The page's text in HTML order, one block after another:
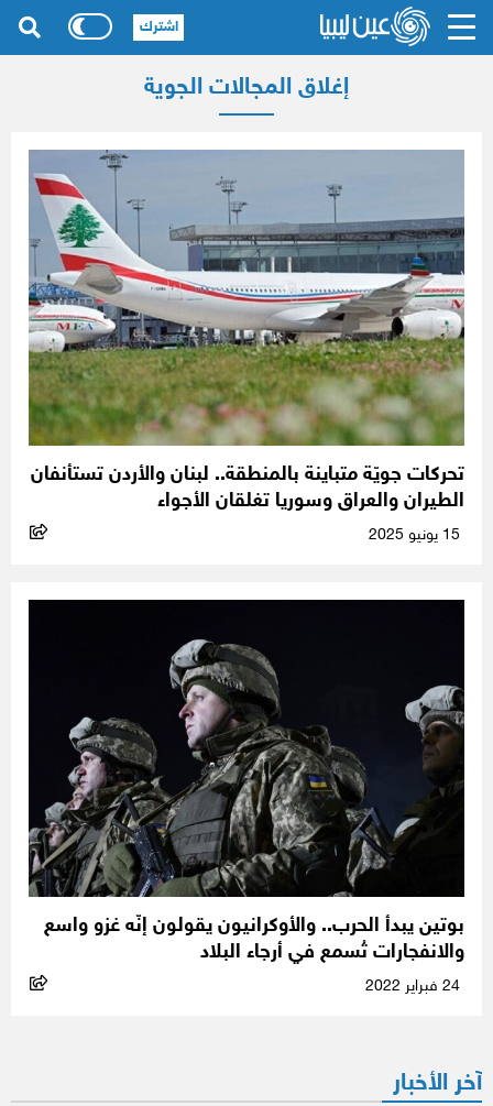
إغلاق المجالات الجوية
تحركات جويّة متباينة بالمنطقة.. لبنان والأردن تستأنفان
الطيران والعراق وسوريا تغلقان الأجواء
بوتين يبدأ الحرب.. والأوكرانيون يقولون إنّه غزو واسع
والانفجارات تُسمع في أرجاء البلاد
آخر الأخبار
اشترك